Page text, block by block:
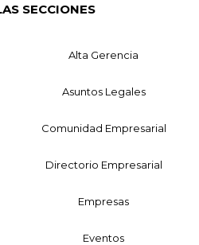
SECCIONES
Alta Gerencia
Asuntos Legales
Comunidad Empresarial
Directorio Empresarial
Empresas
Eventos